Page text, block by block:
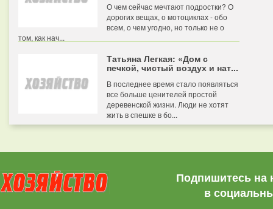
О чем сейчас мечтают подростки? О
дорогих вещах, о мотоциклах - обо
всем, о чем угодно, но только не о
том, как нач...
Татьяна Легкая: «Дом с
печкой, чистый воздух и нат...
В последнее время стало появляться
все больше ценителей простой
деревенской жизни. Люди не хотят
жить в спешке в бо...
Подпишитесь на
в